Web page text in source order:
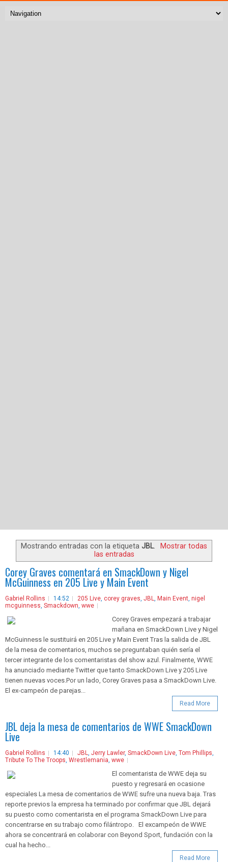
Mostrando entradas con la etiqueta JBL.
Mostrar todas
las entradas
Corey Graves comentará en SmackDown y Nigel
McGuinness en 205 Live y Main Event
Gabriel Rollins 14:52 205 Live corey graves JBL Main Event nigel
mcguinness Smackdown wwe
Corey Graves empezará a trabajar
mañana en SmackDown Live y Nigel
McGuinness le sustituirá en 205 Live y Main Event Tras la salida de JBL
de la mesa de comentarios, muchos se preguntaban quién sería el
tercer integrante de los comentaristas del show azul. Finalmente, WWE
ha anunciado mediante Twitter que tanto SmackDown Live y 205 Live
tienen nuevas voces.Por un lado, Corey Graves pasa a SmackDown Live.
El ex-campeón de parejas...
Read More
JBL deja la mesa de comentarios de WWE SmackDown
Live
Gabriel Rollins 14:40 JBL Jerry Lawler, SmackDown Live Tom Phillips
Tribute To The Troops Wrestlemania wwe
El comentarista de WWE deja su
puesto y regresará en ocasione
especiales La mesa de comentarios de WWE sufre una nueva baja. Tras
reporte previos la empresa ha terminado por confirmar que JBL dejará
su puesto como comentarista en el programa SmackDown Live para
concentrarse en su trabajo como filántropo. El excampeón de WWE
ahora se concentrará en colaborar con Beyond Sport, fundación con la
cual ha hecho...
Read More